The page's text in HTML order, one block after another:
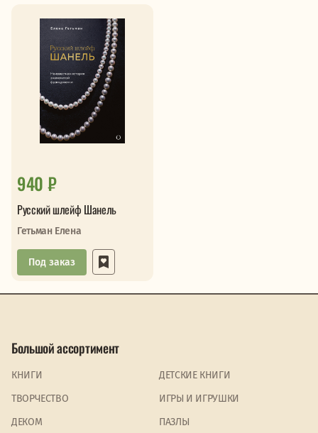
940 ₽
Русский шлейф Шанель
Гетьман Елена
Под заказ
Большой ассортимент
КНИГИ
ДЕТСКИЕ КНИГИ
ТВОРЧЕСТВО
ИГРЫ И ИГРУШКИ
ДЕКОМ
ПАЗЛЫ